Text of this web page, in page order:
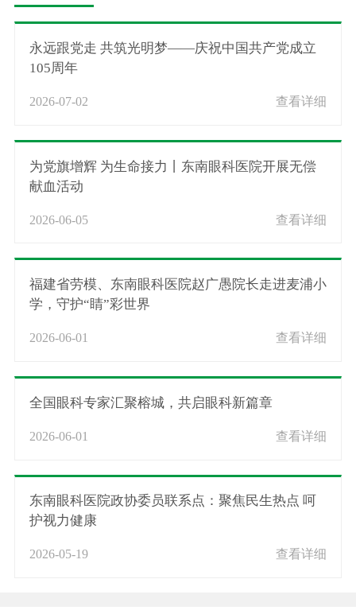
永远跟党走 共筑光明梦——庆祝中国共产党成立
105周年
2026-07-02 查看详细
为党旗增辉 为生命接力丨东南眼科医院开展无偿
献血活动
2026-06-05 查看详细
福建省劳模、东南眼科医院赵广愚院长走进麦浦小
学，守护“睛”彩世界
2026-06-01 查看详细
全国眼科专家汇聚榕城，共启眼科新篇章
2026-06-01 查看详细
东南眼科医院政协委员联系点：聚焦民生热点 呵
护视力健康
2026-05-19 查看详细